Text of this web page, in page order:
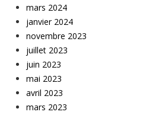
mars 2024
janvier 2024
novembre 2023
juillet 2023
juin 2023
mai 2023
avril 2023
mars 2023